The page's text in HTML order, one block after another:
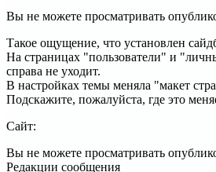
Вы не можете просматривать
Такое ощущение, что установлен
На страницах "пользователи" и
справа не уходит.
В настройках темы меняла "макет
Подскажите, пожалуйста, где это
Сайт:
Вы не можете просматривать
Редакции сообщения